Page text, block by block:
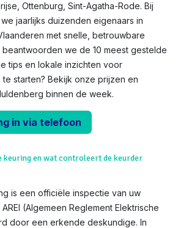
Ottenburg, Sint-Agatha-Rode. Bij
jaarlijks duizenden eigenaars in
met snelle, betrouwbare
we de 10 meest gestelde
tips en lokale inzichten voor
te starten? Bekijk onze prijzen en
binnen de week.
in via telefoon
keuring en wat controleert de keurder
is een officiële inspectie van uw
(Algemeen Reglement Elektrische
door een erkende deskundige. In